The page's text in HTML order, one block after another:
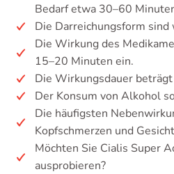
Bedarf etwa 30–60
Die Darreichungsform sind
Die Wirkung des
15–20 Minuten ein.
Die Wirkungsdauer
Der Konsum von Alkohol
Die häufigsten
Kopfschmerzen und
Möchten Sie Cialis Super
ausprobieren?